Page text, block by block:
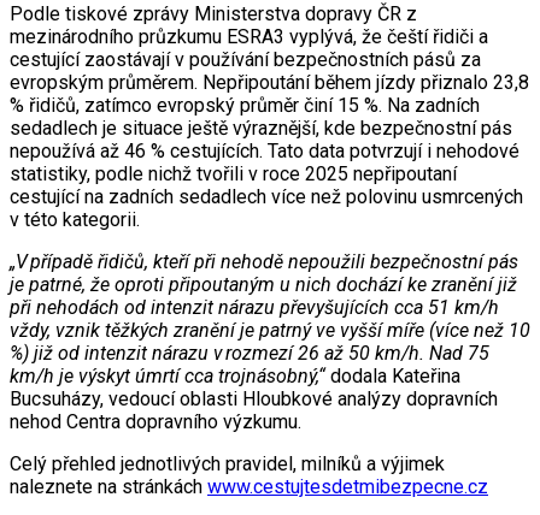
Podle tiskové zprávy Ministerstva dopravy ČR z
mezinárodního průzkumu ESRA3 vyplývá, že čeští řidiči a
cestující zaostávají v používání bezpečnostních pásů za
evropským průměrem. Nepřipoutání během jízdy přiznalo 23,8
% řidičů, zatímco evropský průměr činí 15 %. Na zadních
sedadlech je situace ještě výraznější, kde bezpečnostní pás
nepoužívá až 46 % cestujících. Tato data potvrzují i nehodové
statistiky, podle nichž tvořili v roce 2025 nepřipoutaní
cestující na zadních sedadlech více než polovinu usmrcených
v této kategorii.
„V případě řidičů, kteří při nehodě nepoužili bezpečnostní pás
je patrné, že oproti připoutaným u nich dochází ke zranění již
při nehodách od intenzit nárazu převyšujících cca 51 km/h
vždy, vznik těžkých zranění je patrný ve vyšší míře (více než 10
%) již od intenzit nárazu v rozmezí 26 až 50 km/h. Nad 75
km/h je výskyt úmrtí cca trojnásobný,“dodala Kateřina
Bucsuházy, vedoucí oblasti Hloubkové analýzy dopravních
nehod Centra dopravního výzkumu.
Celý přehled jednotlivých pravidel, milníků a výjimek
naleznete na stránkách www.cestujtesdetmibezpecne.cz